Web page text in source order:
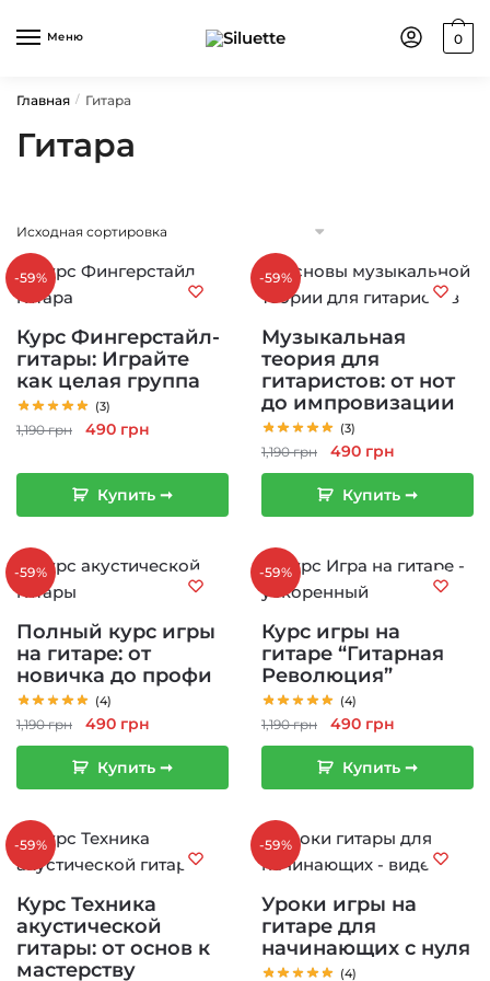
Меню 0
Главная / Гитара
Гитара
-59%
Курс Фингерстайл-
гитары: Играйте
как целая группа
(3)
1,190грн
Первоначальная
составляла
1,190 грн.
490 грн
490 грн.
Купить ➞
-59%
Музыкальная
теория для
гитаристов: от нот
до импровизации
(3)
1,190грн
Первоначальная
цена
составляла
1,190 грн.
490 грн
цена:
490 грн.
Купить ➞
-59%
Полный курс игры
на гитаре: от
новичка до профи
(4)
1,190грн
Первоначальная
цена
составляла
1,190 грн.
490 грн
цена:
490 грн.
Купить ➞
-59%
Курс игры на
гитаре “Гитарная
Революция”
(4)
1,190грн
Первоначальная
цена
составляла
1,190 грн.
490 грн
цена:
490 грн.
Купить ➞
-59%
Курс Техника
акустической
гитары: от основ к
мастерству
-59%
Уроки игры на
гитаре для
начинающих с нуля
(4)